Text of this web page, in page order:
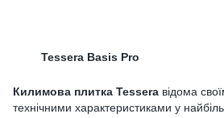
Килимова плитка Tessera відома
технічними характеристиками у
Tessera Basis Pro